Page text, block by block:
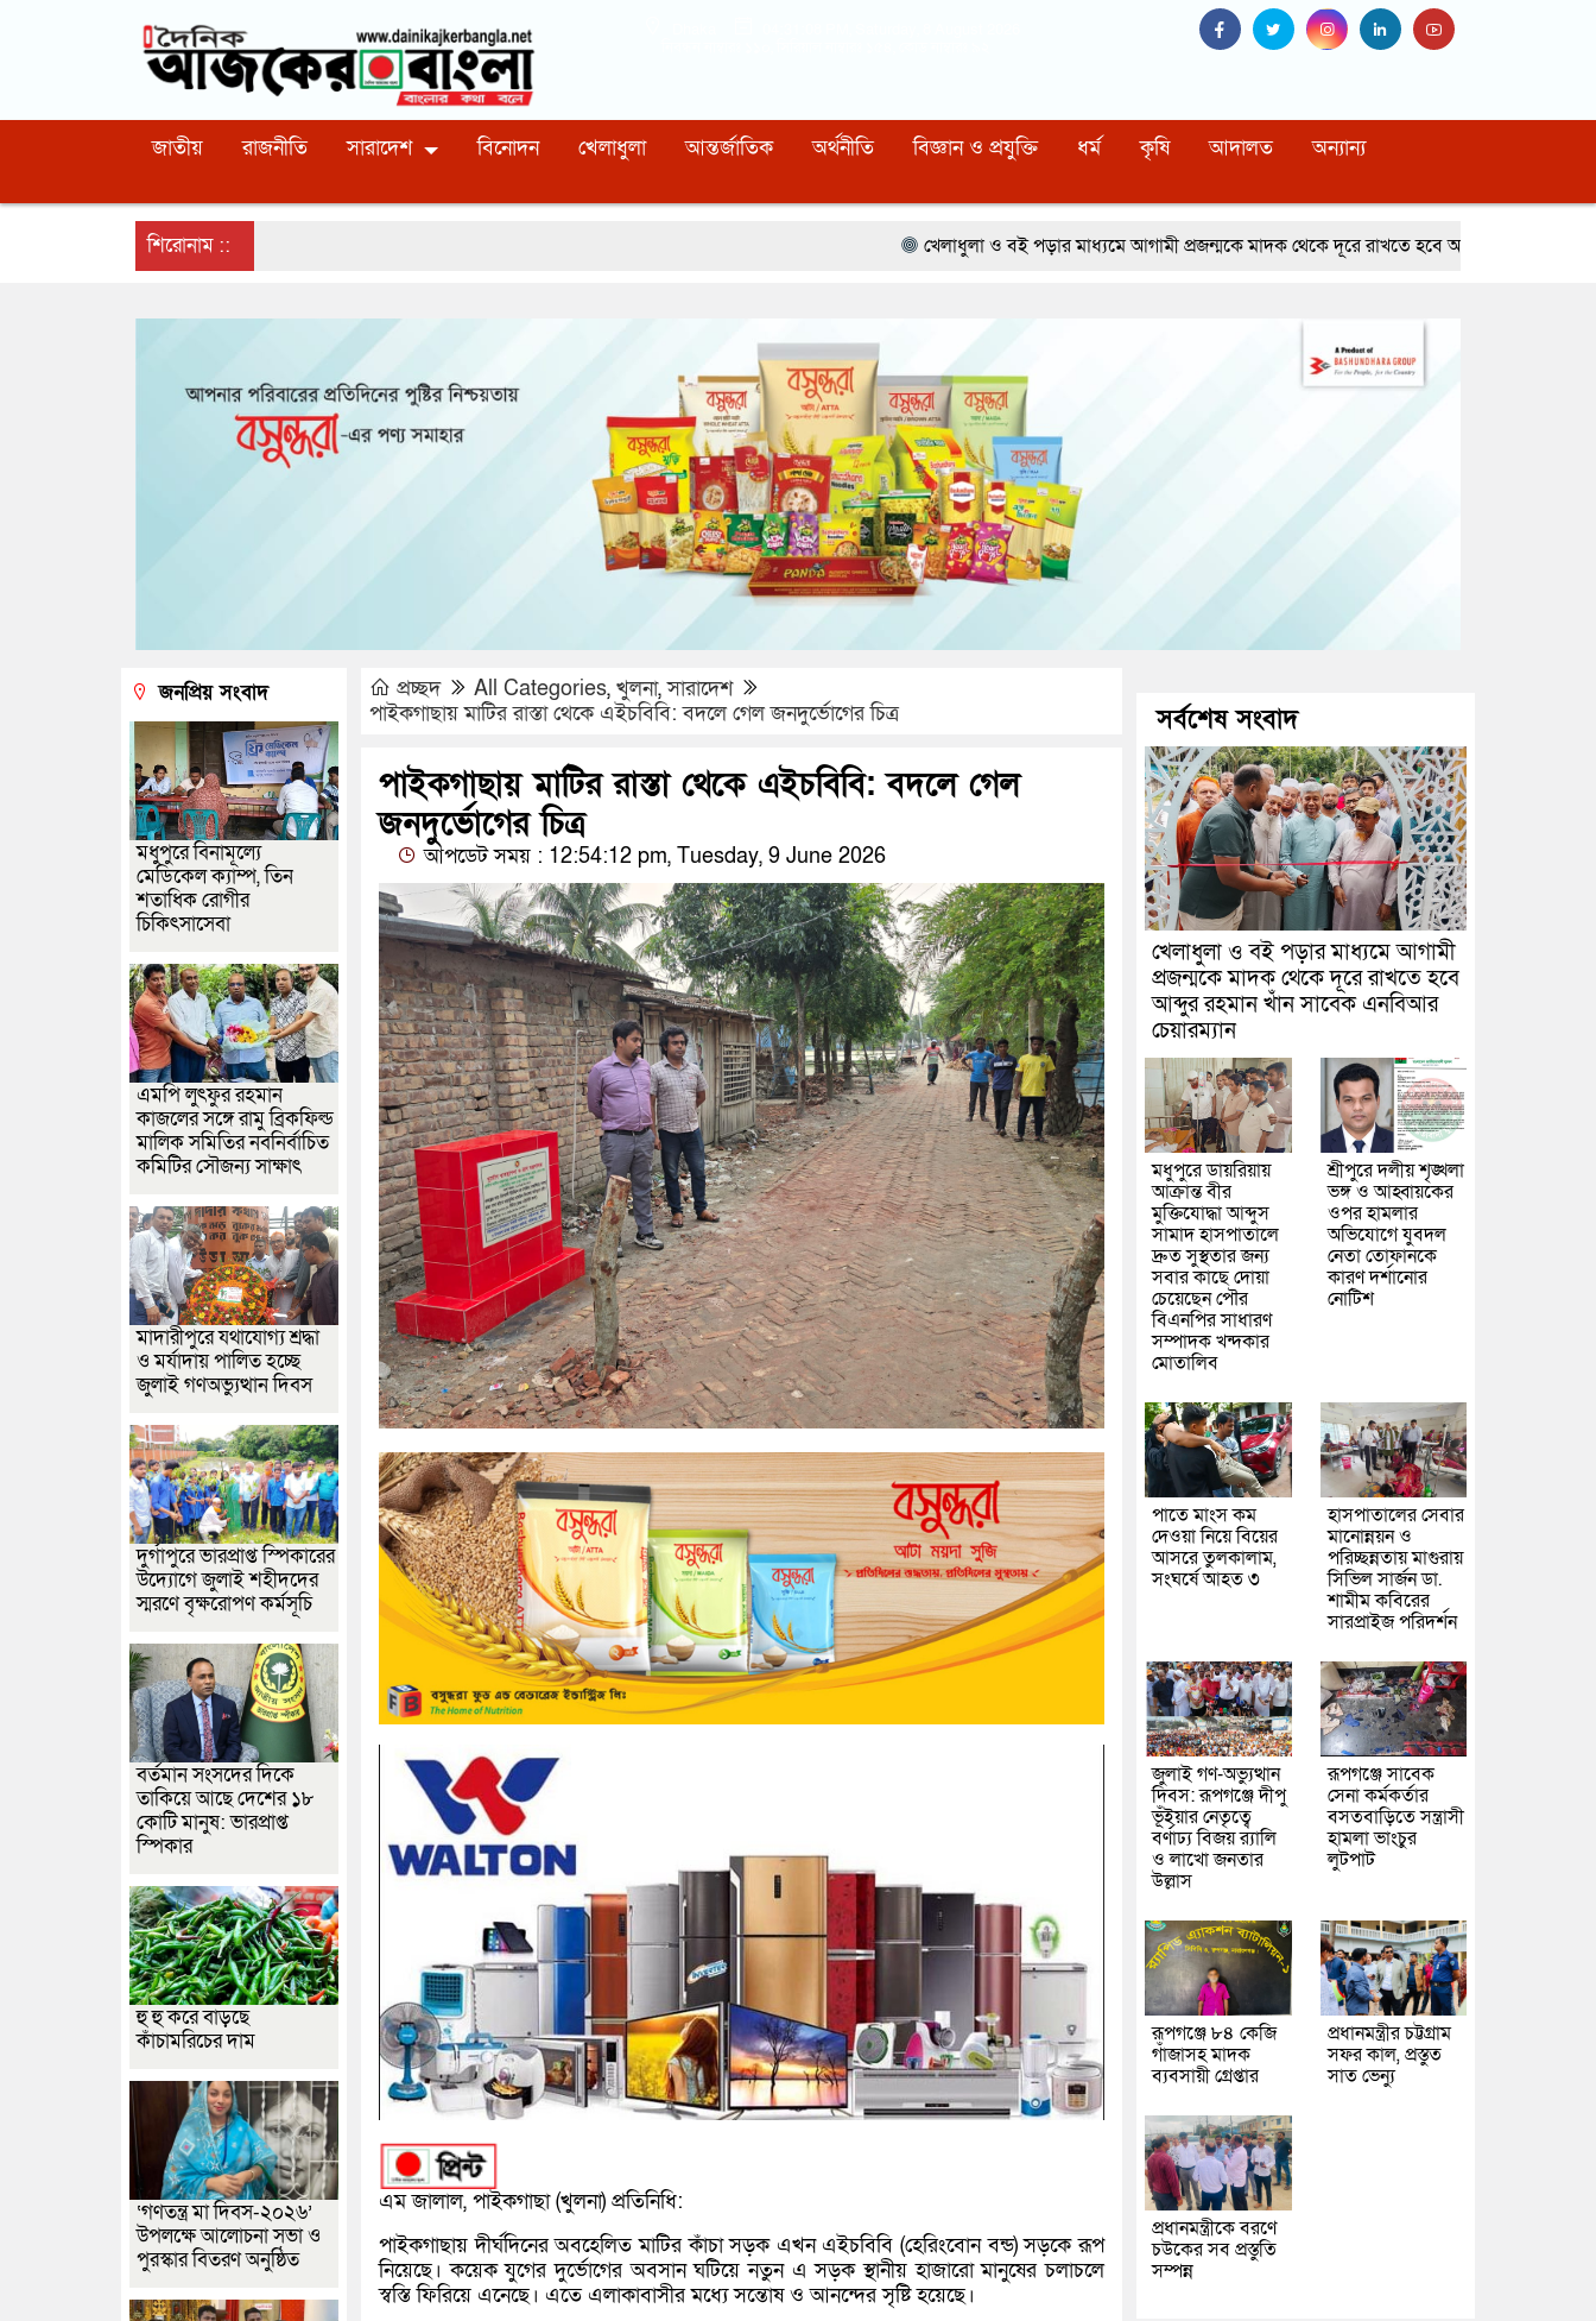
জাতীয় রাজনীতি সারাদেশ বিনোদন খেলাধুলা আন্তর্জাতিক অর্থনীতি বিজ্ঞান ও প্রযুক্তি ধর্ম কৃষি আদালত অন্যান্য
শিরোনাম :: খেলাধুলা ও বই পড়ার মাধ্যমে আগামী প্রজন্মকে মাদক থেকে দূরে রাখতে হবে আব্দুর রহমান খাঁন সাবেক এনবিআর
প্রচ্ছদ All Categories, খুলনা,সারাদেশ
পাইকগাছায় মাটির রাস্তা থেকে এইচবিবি: বদলে গেল জনদুর্ভোগের চিত্র
পাইকগাছায় মাটির রাস্তা থেকে এইচবিবি: বদলে গেল
জনদুর্ভোগের চিত্র
আপডেট সময় : 12:54:12 pm, Tuesday, 9 June 2026
এম জালাল, পাইকগাছা (খুলনা) প্রতিনিধি:
পাইকগাছায় দীর্ঘদিনের অবহেলিত মাটির কাঁচা সড়ক এখন এইচবিবি (হেরিংবোন বন্ড) সড়কে রূপ
নিয়েছে। কয়েক যুগের দুর্ভোগের অবসান ঘটিয়ে নতুন এ সড়ক স্থানীয় হাজারো মানুষের চলাচলে
স্বস্তি ফিরিয়ে এনেছে। এতে এলাকাবাসীর মধ্যে সন্তোষ ও আনন্দের সৃষ্টি হয়েছে।
জনপ্রিয় সংবাদ
মধুপুরে বিনামূল্যে
মেডিকেল ক্যাম্প, তিন
শতাধিক রোগীর
চিকিৎসাসেবা
এমপি লুৎফুর রহমান
কাজলের সঙ্গে রামু ব্রিকফিল্ড
মালিক সমিতির নবনির্বাচিত
কমিটির সৌজন্য সাক্ষাৎ
মাদারীপুরে যথাযোগ্য শ্রদ্ধা
ও মর্যাদায় পালিত হচ্ছে
জুলাই গণঅভ্যুত্থান দিবস
দুর্গাপুরে ভারপ্রাপ্ত স্পিকারের
উদ্যোগে জুলাই শহীদদের
স্মরণে বৃক্ষরোপণ কর্মসূচি
বর্তমান সংসদের দিকে
তাকিয়ে আছে দেশের ১৮
কোটি মানুষ: ভারপ্রাপ্ত
স্পিকার
হু হু করে বাড়ছে
কাঁচামরিচের দাম
‘গণতন্ত্র মা দিবস-২০২৬’
উপলক্ষে আলোচনা সভা ও
পুরস্কার বিতরণ অনুষ্ঠিত
সর্বশেষ সংবাদ
খেলাধুলা ও বই পড়ার মাধ্যমে আগামী
প্রজন্মকে মাদক থেকে দূরে রাখতে হবে
আব্দুর রহমান খাঁন সাবেক এনবিআর
চেয়ারম্যান
মধুপুরে ডায়রিয়ায়
আক্রান্ত বীর
মুক্তিযোদ্ধা আব্দুস
সামাদ হাসপাতালে
দ্রুত সুস্থতার জন্য
সবার কাছে দোয়া
চেয়েছেন পৌর
বিএনপির সাধারণ
সম্পাদক খন্দকার
মোতালিব
শ্রীপুরে দলীয় শৃঙ্খলা
ভঙ্গ ও আহ্বায়কের
ওপর হামলার
অভিযোগে যুবদল
নেতা তোফানকে
কারণ দর্শানোর
নোটিশ
পাতে মাংস কম
দেওয়া নিয়ে বিয়ের
আসরে তুলকালাম,
সংঘর্ষে আহত ৩
হাসপাতালের সেবার
মানোন্নয়ন ও
পরিচ্ছন্নতায় মাগুরায়
সিভিল সার্জন ডা.
শামীম কবিরের
সারপ্রাইজ পরিদর্শন
জুলাই গণ-অভ্যুত্থান
দিবস: রূপগঞ্জে দীপু
ভূঁইয়ার নেতৃত্বে
বর্ণাঢ্য বিজয় র‌্যালি
ও লাখো জনতার
উল্লাস
রূপগঞ্জে সাবেক
সেনা কর্মকর্তার
বসতবাড়িতে সন্ত্রাসী
হামলা ভাংচুর
লুটপাট
রূপগঞ্জে ৮৪ কেজি
গাঁজাসহ মাদক
ব্যবসায়ী গ্রেপ্তার
প্রধানমন্ত্রীর চট্টগ্রাম
সফর কাল, প্রস্তুত
সাত ভেন্যু
প্রধানমন্ত্রীকে বরণে
চউকের সব প্রস্তুতি
সম্পন্ন